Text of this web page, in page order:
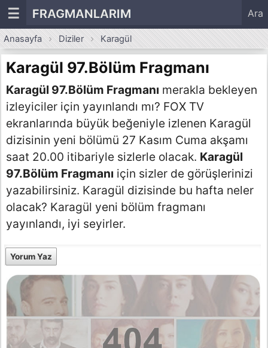
☰ FRAGMANLARIM Ara
Anasayfa Diziler Karagül
Karagül 97.Bölüm Fragmanı
Karagül 97.Bölüm Fragmanı merakla bekleyen
izleyiciler için yayınlandı mı? FOX TV
ekranlarında büyük beğeniyle izlenen Karagül
dizisinin yeni bölümü 27 Kasım Cuma akşamı
saat 20.00 itibariyle sizlerle olacak. Karagül
97.Bölüm Fragmanı için sizler de görüşlerinizi
yazabilirsiniz. Karagül dizisinde bu hafta neler
olacak? Karagül yeni bölüm fragmanı
yayınlandı, iyi seyirler.
Yorum Yaz